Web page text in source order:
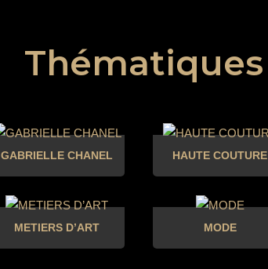
Thématiques
GABRIELLE CHANEL HAUTE COUTURE
METIERS D’ART MODE